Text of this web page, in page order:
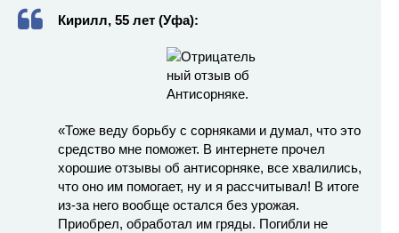
Кирилл, 55 лет (Уфа):
«Тоже веду борьбу с сорняками и думал, что это
средство мне поможет. В интернете прочел
хорошие отзывы об антисорняке, все хвалились,
что оно им помогает, ну и я рассчитывал! В итоге
из-за него вообще остался без урожая.
Приобрел, обработал им гряды. Погибли не